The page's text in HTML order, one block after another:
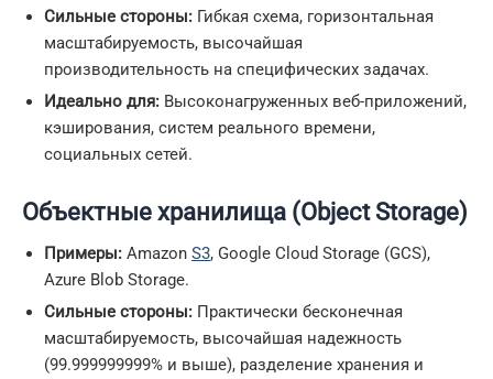
Сильные стороны: Гибкая схема, горизонтальная
масштабируемость, высочайшая
производительность на специфических задачах.
Идеально для: Высоконагруженных веб-приложений,
кэширования, систем реального времени,
социальных сетей.
Объектные хранилища (Object Storage)
Примеры: Amazon S3, Google Cloud Storage (GCS),
Azure Blob Storage.
Сильные стороны: Практически бесконечная
масштабируемость, высочайшая надежность
(99.999999999% и выше), разделение хранения и